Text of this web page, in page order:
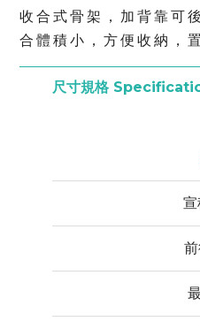
收合式骨架，加背靠可
合體積小，方便收納，
尺寸規格